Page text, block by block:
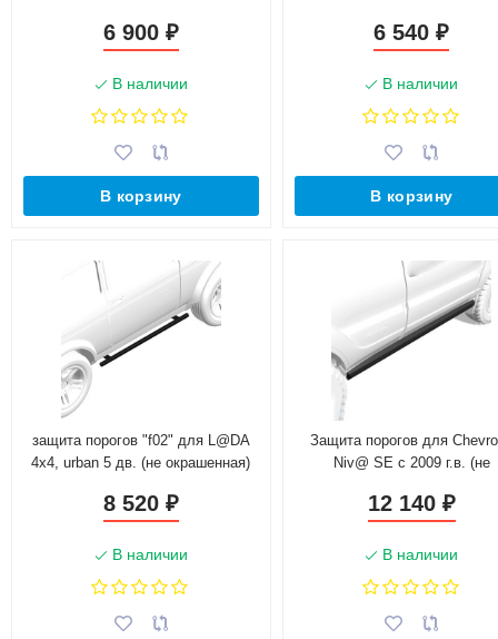
6 900 ₽
В наличии
В корзину
6 540₽
В наличии
В корзину
защита порогов "f02" для L@DA
4x4, urban 5 дв. (не окрашенная)
8 520 ₽
В наличии
Защита порогов для
Niv@ SE с 2009 г.в. (не
12 140 ₽
В наличии